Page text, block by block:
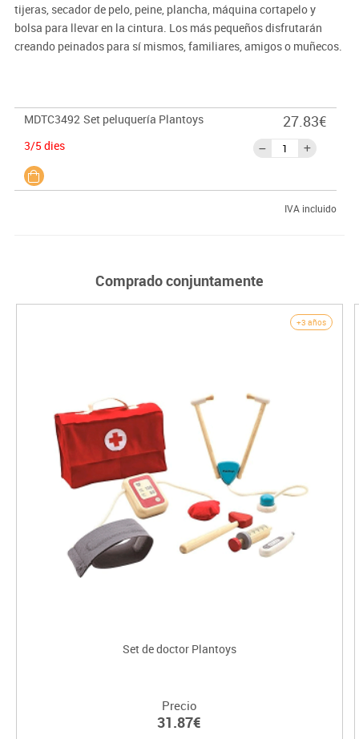
tijeras, secador de pelo, peine, plancha, máquina cortapelo y
bolsa para llevar en la cintura. Los más pequeños disfrutarán
creando peinados para sí mismos, familiares, amigos o muñecos.
MDTC3492 Set peluquería Plantoys
3/5 dies
27.83€
IVA incluido
Comprado conjuntamente
+3 años
Set de doctor Plantoys
Precio
31.87€